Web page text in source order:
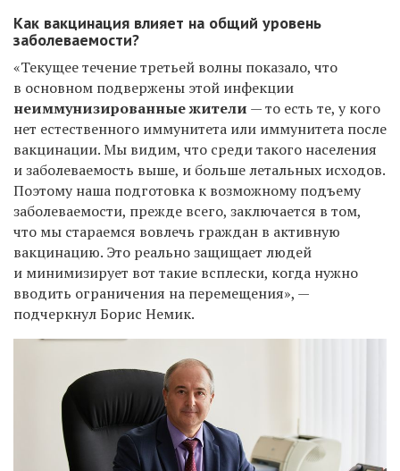
Как вакцинация влияет на общий уровень
заболеваемости?
«Текущее течение третьей волны показало, что
в основном подвержены этой инфекции
неиммунизированные жители — то есть те, у кого
нет естественного иммунитета или иммунитета после
вакцинации. Мы видим, что среди такого населения
и заболеваемость выше, и больше летальных исходов.
Поэтому наша подготовка к возможному подъему
заболеваемости, прежде всего, заключается в том,
что мы стараемся вовлечь граждан в активную
вакцинацию. Это реально защищает людей
и минимизирует вот такие всплески, когда нужно
вводить ограничения на перемещения», —
подчеркнул Борис Немик.